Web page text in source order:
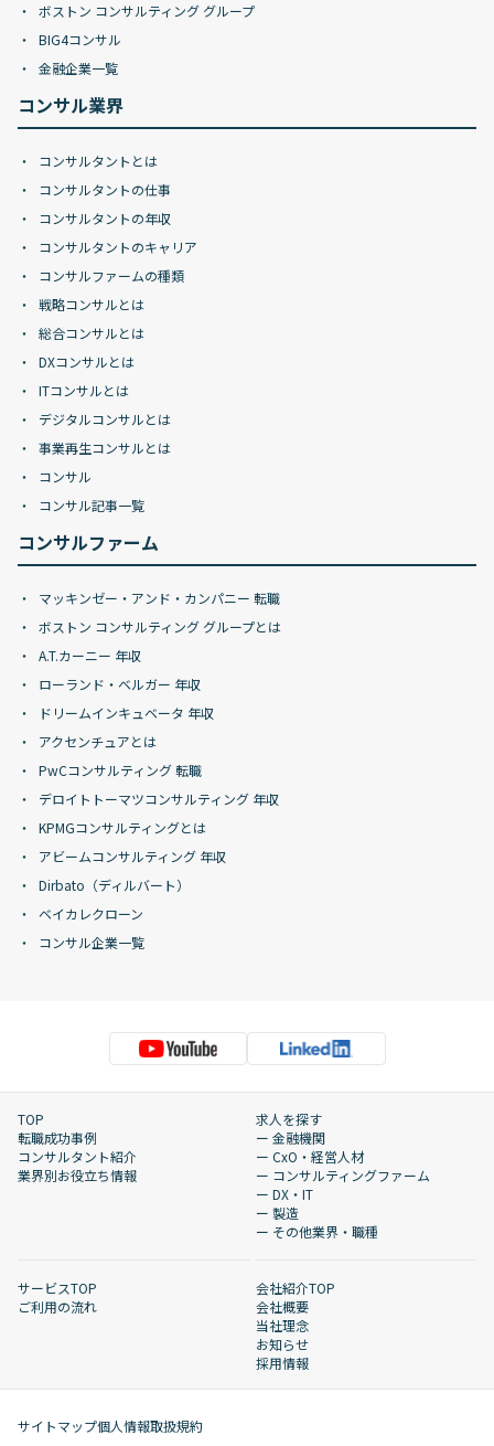
ボストン コンサルティング グループ
BIG4コンサル
金融企業一覧
コンサル業界
コンサルタントとは
コンサルタントの仕事
コンサルタントの年収
コンサルタントのキャリア
コンサルファームの種類
戦略コンサルとは
総合コンサルとは
DXコンサルとは
ITコンサルとは
デジタルコンサルとは
事業再生コンサルとは
コンサル
コンサル記事一覧
コンサルファーム
マッキンゼー・アンド・カンパニー 転職
ボストン コンサルティング グループとは
A.T.カーニー 年収
ローランド・ベルガー 年収
ドリームインキュベータ 年収
アクセンチュアとは
PwCコンサルティング 転職
デロイトトーマツコンサルティング 年収
KPMGコンサルティングとは
アビームコンサルティング 年収
Dirbato（ディルバート）
ベイカレクローン
コンサル企業一覧
TOP
転職成功事例
コンサルタント紹介
業界別お役立ち情報
求人を探す
ー 金融機関
ー CxO・経営人材
ー コンサルティングファーム
ー DX・IT
ー 製造
ー その他業界・職種
サービスTOP
ご利用の流れ
会社紹介TOP
会社概要
当社理念
お知らせ
採用情報
サイトマップ個人情報取扱規約